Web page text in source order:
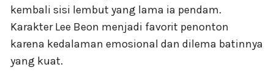
kembali sisi lembut yang lama ia pendam.
Karakter Lee Beon menjadi favorit penonton
karena kedalaman emosional dan dilema batinnya
yang kuat.